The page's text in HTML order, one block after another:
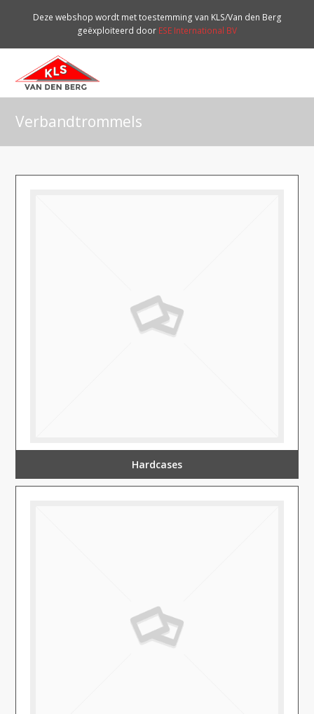
Deze webshop wordt met toestemming van KLS/Van den Berg
geëxploiteerd door ESE International BV
Verbandtrommels
Hardcases